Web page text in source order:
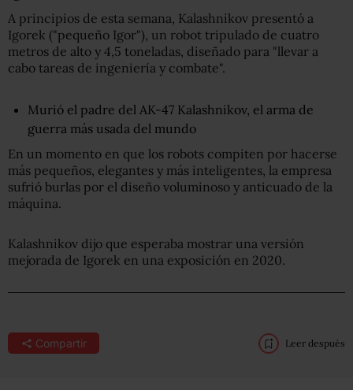
A principios de esta semana, Kalashnikov presentó a
Igorek ("pequeño Igor"), un robot tripulado de cuatro
metros de alto y 4,5 toneladas, diseñado para "llevar a
cabo tareas de ingeniería y combate".
Murió el padre del AK-47 Kalashnikov, el arma de
guerra más usada del mundo
En un momento en que los robots compiten por hacerse
más pequeños, elegantes y más inteligentes, la empresa
sufrió burlas por el diseño voluminoso y anticuado de la
máquina.
Kalashnikov dijo que esperaba mostrar una versión
mejorada de Igorek en una exposición en 2020.
Compartir Leer después